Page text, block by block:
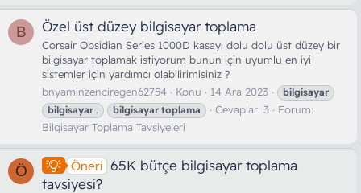
B Özel üst düzey bilgisayar toplama
Corsair Obsidian Series 1000D kasayı dolu dolu üst düzey bir
bilgisayar toplamak istiyorum bunun için uyumlu en iyi
sistemler için yardımcı olabilirimisiniz ?
bnyaminzenciregen62754
Konu 14 Ara 2023
bilgisayar
bilgisayar . bilgisayar toplama Cevaplar: 3
Forum:
Bilgisayar Toplama Tavsiyeleri
Ö Öneri 65K bütçe bilgisayar toplama
tavsiyesi?